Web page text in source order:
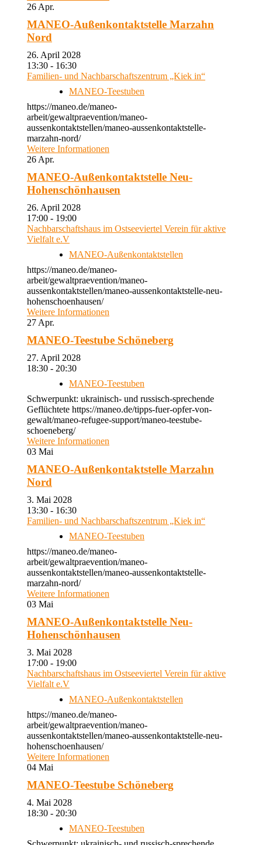
26 Apr.
MANEO-Außenkontaktstelle Marzahn
Nord
26. April 2028
13:30 - 16:30
Familien- und Nachbarschaftszentrum „Kiek in“
MANEO-Teestuben
https://maneo.de/maneo-
arbeit/gewaltpraevention/maneo-
aussenkontaktstellen/maneo-aussenkontaktstelle-
marzahn-nord/
Weitere Informationen
26 Apr.
MANEO-Außenkontaktstelle Neu-
Hohenschönhausen
26. April 2028
17:00 - 19:00
Nachbarschaftshaus im Ostseeviertel Verein für aktive
Vielfalt e.V
MANEO-Außenkontaktstellen
https://maneo.de/maneo-
arbeit/gewaltpraevention/maneo-
aussenkontaktstellen/maneo-aussenkontaktstelle-neu-
hohenschoenhausen/
Weitere Informationen
27 Apr.
MANEO-Teestube Schöneberg
27. April 2028
18:30 - 20:30
MANEO-Teestuben
Schwerpunkt: ukrainisch- und russisch-sprechende
Geflüchtete https://maneo.de/tipps-fuer-opfer-von-
gewalt/maneo-refugee-support/maneo-teestube-
schoeneberg/
Weitere Informationen
03 Mai
MANEO-Außenkontaktstelle Marzahn
Nord
3. Mai 2028
13:30 - 16:30
Familien- und Nachbarschaftszentrum „Kiek in“
MANEO-Teestuben
https://maneo.de/maneo-
arbeit/gewaltpraevention/maneo-
aussenkontaktstellen/maneo-aussenkontaktstelle-
marzahn-nord/
Weitere Informationen
03 Mai
MANEO-Außenkontaktstelle Neu-
Hohenschönhausen
3. Mai 2028
17:00 - 19:00
Nachbarschaftshaus im Ostseeviertel Verein für aktive
Vielfalt e.V
MANEO-Außenkontaktstellen
https://maneo.de/maneo-
arbeit/gewaltpraevention/maneo-
aussenkontaktstellen/maneo-aussenkontaktstelle-neu-
hohenschoenhausen/
Weitere Informationen
04 Mai
MANEO-Teestube Schöneberg
4. Mai 2028
18:30 - 20:30
MANEO-Teestuben